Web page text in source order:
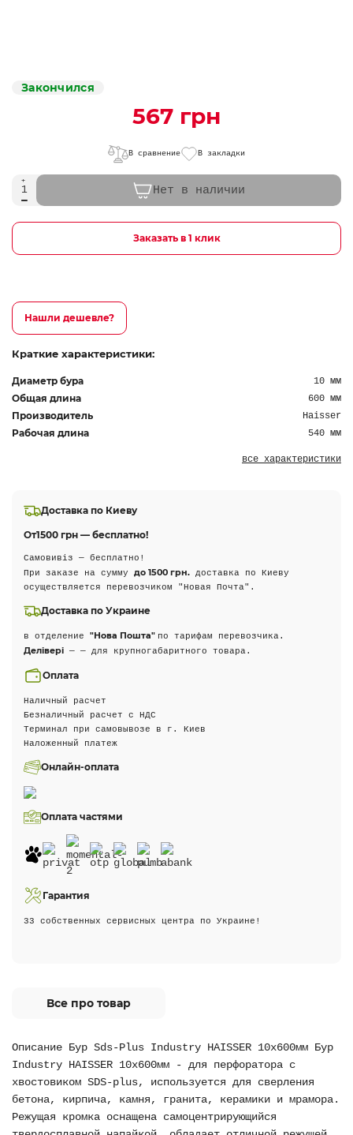
Закончился
567 грн
В сравнение В закладки
Нет в наличии
Заказать в 1 клик
Нашли дешевле?
Краткие характеристики:
Диаметр бура 10 мм
Общая длина 600 мм
Производитель Haisser
Рабочая длина 540 мм
все характеристики
Доставка по Киеву
От1500 грн — бесплатно!
Самовивіз — бесплатно!
При заказе на сумму до 1500 грн. доставка по Киеву
осуществляется перевозчиком "Новая Почта".
Доставка по Украине
в отделение "Нова Пошта" по тарифам перевозчика.
Делівері — — для крупногабаритного товара.
Оплата
Наличный расчет
Безналичный расчет с НДС
Терминал при самовывозе в г. Киев
Наложенный платеж
Онлайн-оплата
Оплата частями
Гарантия
33 собственных сервисных центра по Украине!
Все про товар
Описание Бур Sds-Plus Industry HAISSER 10х600мм Бур
Industry HAISSER 10х600мм - для перфоратора с
хвостовиком SDS-plus, используется для сверления
бетона, кирпича, камня, гранита, керамики и мрамора.
Режущая кромка оснащена самоцентрирующийся